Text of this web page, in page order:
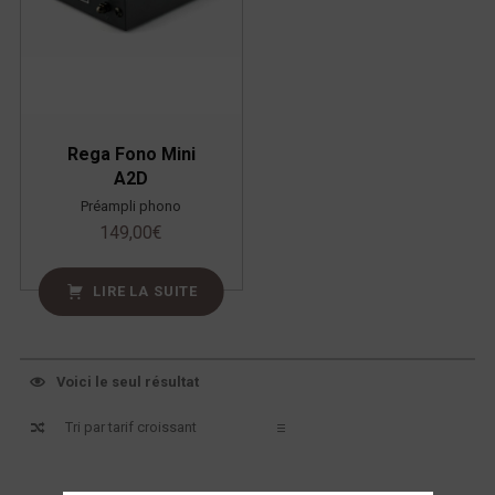
Rega Fono Mini
A2D
Préampli phono
149,00€
LIRE LA SUITE
Voici le seul résultat